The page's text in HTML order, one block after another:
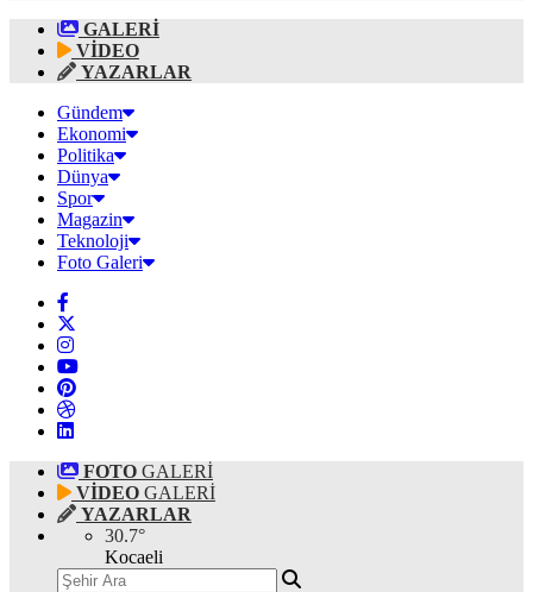
GALERİ
VİDEO
YAZARLAR
Gündem
Ekonomi
Politika
Dünya
Spor
Magazin
Teknoloji
Foto Galeri
FOTO GALERİ
VİDEO GALERİ
YAZARLAR
30.7°
Kocaeli